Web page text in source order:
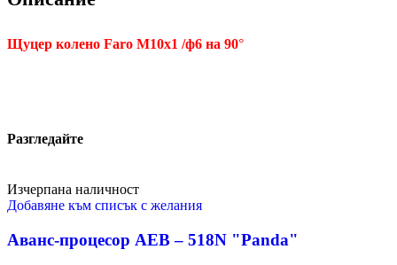
Щуцер колено Faro М10х1 /ф6 на 90°
Разгледайте
Изчерпана наличност
Добавяне към списък с желания
Аванс-процесор AEB – 518N "Panda"